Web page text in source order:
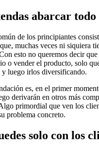
abarcar todo
de los principiantes
muchas veces ni siquiera
esto no queremos decir
o vender el producto, solo
y luego irlos diversificando.
es, en el primer
derivarán en otros más
primordial que ven los
problema concreto.
solo con los